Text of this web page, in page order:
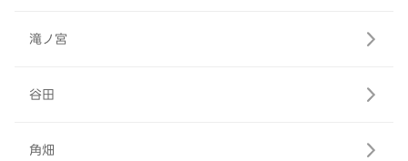
滝ノ宮
谷田
角畑